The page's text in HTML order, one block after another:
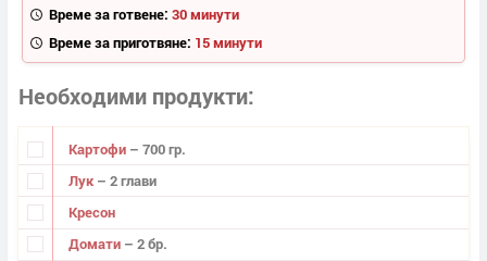
Време за готвене: 30 минути
Време за приготвяне: 15 минути
Необходими продукти
Картофи – 700 гр.
Лук – 2 глави
Кресон
Домати – 2 бр.